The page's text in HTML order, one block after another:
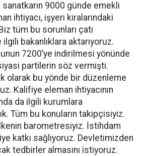
9000 günde emekli
ihtiyacı, işyeri kiralarındaki
tüm bu sorunları çatı
bakanlıklara aktarıyoruz.
7200’ye indirilmesi yönünde
partilerin söz vermişti.
olarak bu yönde bir düzenleme
Kalifiye eleman ihtiyacının
da ilgili kurumlara
Tüm bu konuların takipçisiyiz.
barometresiyiz. İstihdam
katkı sağlıyoruz. Devletimizden
tedbirler almasını istiyoruz.